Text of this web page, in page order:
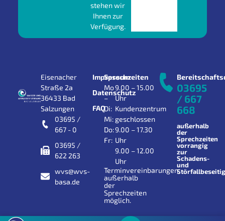
stehen wir
Ihnen zur
Verfügung.
Eisenacher
Straße 2a
36433 Bad
Salzungen
03695 /
667 - 0
03695 /
622 263
wvs@wvs-
basa.de
Impressum
Datenschutz
FAQ
Sprechzeiten
Mo
–
Di:
Mi:
Do:
Fr:
9.00 – 15.00
Uhr
Kundenzentrum
geschlossen
9.00 – 17.30
Uhr
9.00 – 12.00
Uhr
Terminvereinbarungen
außerhalb
der
Sprechzeiten
möglich.
03695
/ 667
668
außerhalb
der
Sprechzeiten
vorrangig
zur
Schadens-
und